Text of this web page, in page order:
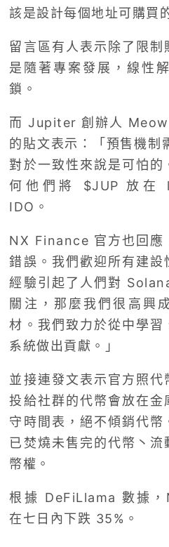
該是設計每個地址可購買
留言區有人表示除了限
是隨著專案發展，線性
鎖。
而 Jupiter 創辦人
的貼文表示：「預售機制
對於一致性來說是可怕的
何他們將 $JUP 放在
IDO。
NX Finance 官方也回應
錯誤。我們歡迎所有建設
經驗引起了人們對
關注，那麼我們很高興
材。我們致力於從中學習
系統做出貢獻。」
並接連發文表示官方照
投給社群的代幣會放在金
守時間表，絕不傾銷代幣
已焚燒未售完的代幣丶
幣權。
根據 DeFiLlama 數據
在七日內下跌 35%。